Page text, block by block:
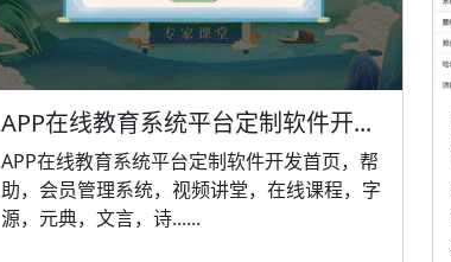
APP在线教育系统平台定制软件开...
APP在线教育系统平台定制软件开发首页，帮
助，会员管理系统，视频讲堂，在线课程，字
源，元典，文言，诗......